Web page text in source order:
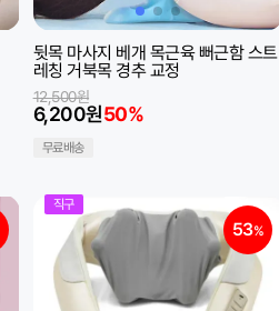
뒷목 마사지 베개 목근육 뻐근함 스트
레칭 거북목 경추 교정
6,200원50%
12,500원
무료배송
직구
53%